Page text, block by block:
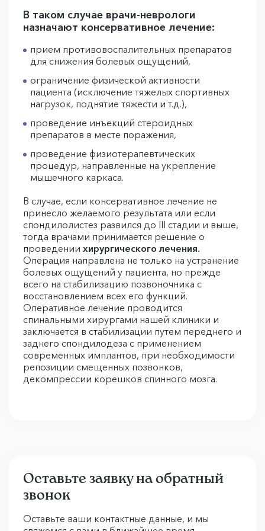
В таком случае врачи-неврологи
назначают консервативное лечение:
прием противовоспалительных препаратов
для снижения болевых ощущений,
ограничение физической активности
пациента (исключение тяжелых спортивных
нагрузок, поднятие тяжести и т.д.),
проведение инъекций стероидных
препаратов в месте поражения,
проведение физиотерапевтических
процедур, направленные на укрепление
мышечного каркаса.
В случае, если консервативное лечение не
принесло желаемого результата или если
спондилолистез развился до III стадии и выше,
тогда врачами принимается решение о
проведении хирургического лечения.
Операция направлена не только на устранение
болевых ощущений у пациента, но прежде
всего на стабилизацию позвоночника с
восстановлением всех его функций.
Оперативное лечение проводится
спинальными хирургами нашей клиники и
заключается в стабилизации путем переднего и
заднего спондилодеза с применением
современных имплантов, при необходимости
репозиции смещенных позвонков,
декомпрессии корешков спинного мозга.
Оставьте заявку на обратный
звонок
Оставьте ваши контактные данные, и мы